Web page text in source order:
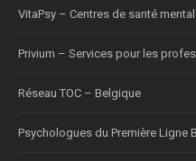
VitaPsy – Centres de santé
Privium – Services pour les
Réseau TOC – Belgique
Psychologues du Première Ligne